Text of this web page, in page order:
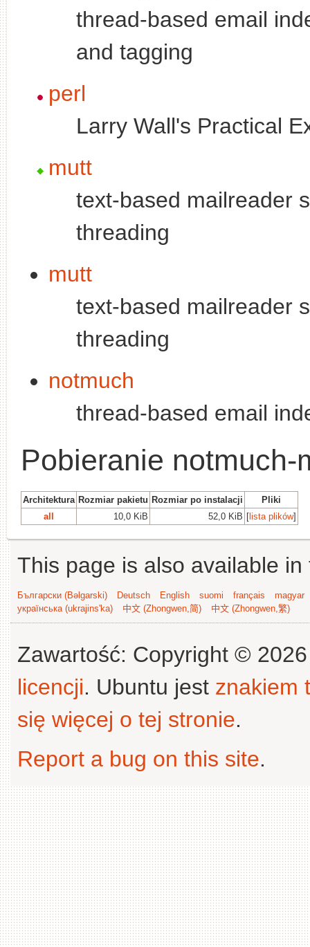
thread-based email
and tagging
perl
Larry Wall's Practical
mutt
text-based mailreader
threading
mutt
text-based mailreader
threading
notmuch
thread-based email
Pobieranie notmuch-
Architektura Rozmiar pakietu Rozmiar po instalacji
Pliki
all
10,0 KiB 52,0 KiB [lista plików]
This page is also available
Български (Bəlgarski) Deutsch English suomi français
magyar
українська (ukrajins'ka)
中文 (Zhongwen,简) 中文 (Zhongwen,繁)
Zawartość: Copyright ©
licencji. Ubuntu jest znakiem
się więcej o tej stronie.
Report a bug on this site.